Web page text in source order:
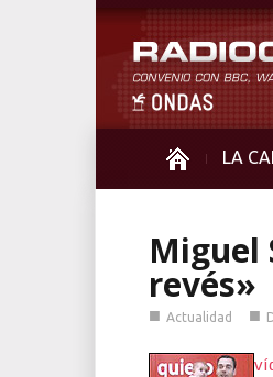
LA
Miguel
revés»
■ Actualidad ■